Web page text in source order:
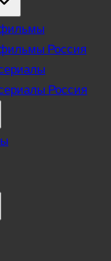
Россия
Россия